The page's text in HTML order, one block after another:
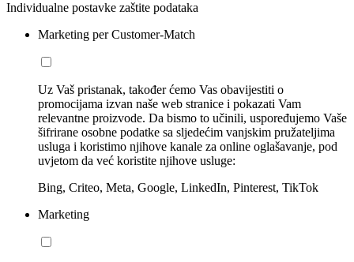
Individualne postavke zaštite podataka
Marketing per Customer-Match
Uz Vaš pristanak, također ćemo Vas obavijestiti o
promocijama izvan naše web stranice i pokazati Vam
relevantne proizvode. Da bismo to učinili, uspoređujemo Vaše
šifrirane osobne podatke sa sljedećim vanjskim pružateljima
usluga i koristimo njihove kanale za online oglašavanje, pod
uvjetom da već koristite njihove usluge:
Bing, Criteo, Meta, Google, LinkedIn, Pinterest, TikTok
Marketing